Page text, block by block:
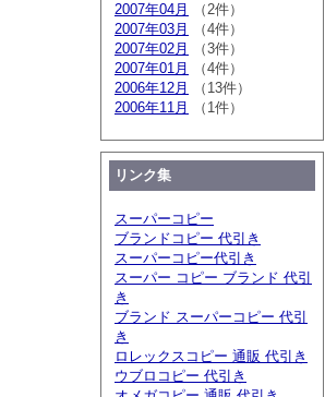
2007年04月
（2件）
2007年03月
（4件）
2007年02月
（3件）
2007年01月
（4件）
2006年12月
（13件）
2006年11月
（1件）
リンク集
スーパーコピー
ブランドコピー 代引き
スーパーコピー代引き
スーパー コピー ブランド 代引
き
ブランド スーパーコピー 代引
き
ロレックスコピー 通販 代引き
ウブロコピー 代引き